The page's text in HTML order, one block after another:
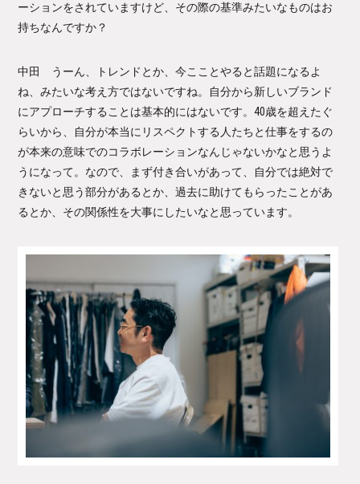
ーションをされていますけど、その際の基準みたいなものはお
持ちなんですか？
中田 うーん、トレンドとか、今こことやると話題になるよ
ね、みたいな考え方ではないですね。自分から新しいブランド
にアプローチすることは基本的にはないです。40歳を超えたぐ
らいから、自分が本当にリスペクトする人たちと仕事をするの
が本来の意味でのコラボレーションなんじゃないかなと思うよ
うになって。なので、まず付き合いがあって、自分では絶対で
きないと思う部分があるとか、過去に助けてもらったことがあ
るとか、その関係性を大事にしたいなと思っています。